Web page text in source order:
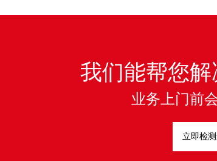
我们能帮您
业务上门前
立即检